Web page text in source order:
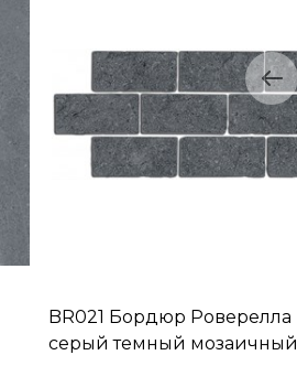
BR021 Бордюр Роверелла
серый темный мозаичный